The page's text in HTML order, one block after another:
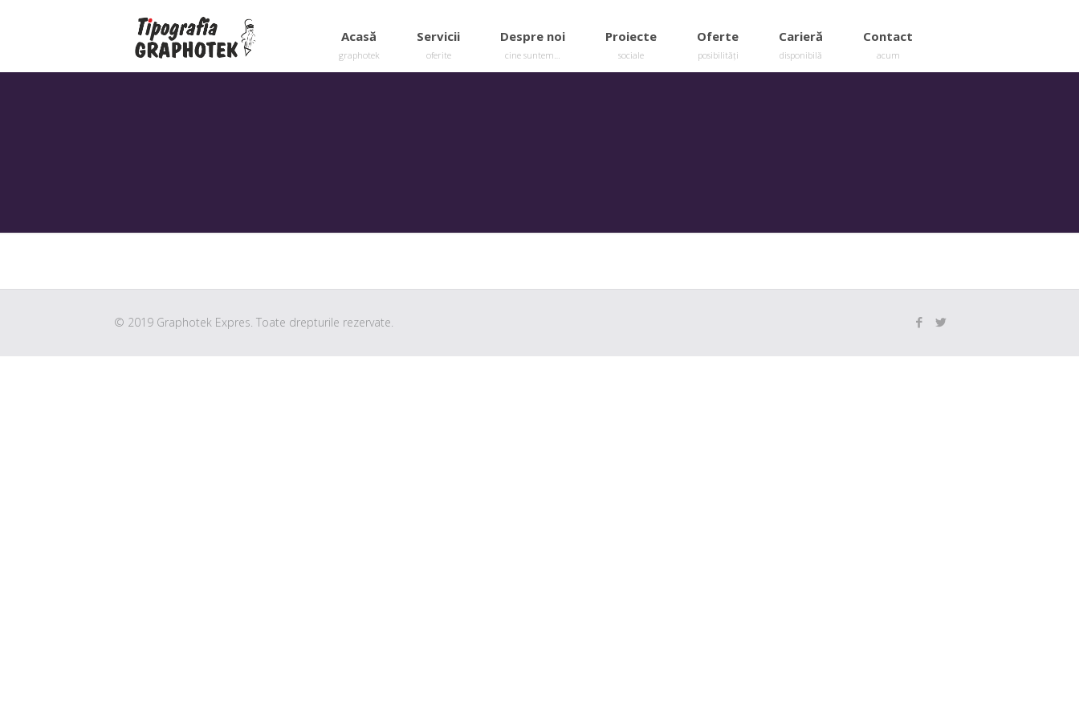
Acasă
graphotek
Servicii
oferite
Despre noi
cine suntem…
Proiecte
sociale
Oferte
posibilități
Carieră
disponibilă
Contact
acum
© 2019 Graphotek Expres. Toate drepturile rezervate.